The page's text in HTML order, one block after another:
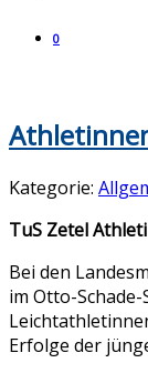
0
Kategorie:
TuS Zetel
Bei den
im Otto-
Erfolge der